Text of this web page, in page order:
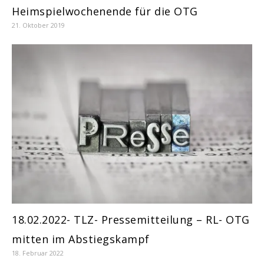
Heimspielwochenende für die OTG
21. Oktober 2019
18.02.2022- TLZ- Pressemitteilung – RL- OTG
mitten im Abstiegskampf
18. Februar 2022